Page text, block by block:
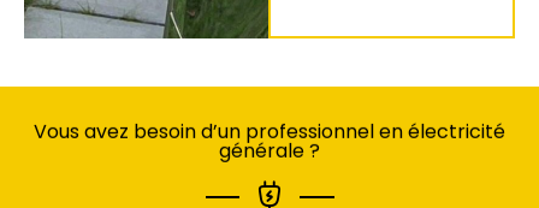
Vous avez besoin d’un professionnel en électricité
générale ?